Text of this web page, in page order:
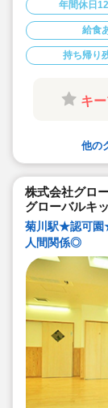
年間休日
給食
持ち帰り
キ
他の
株式会社グロ
グローバルキ
菊川駅★認可園
人間関係◎